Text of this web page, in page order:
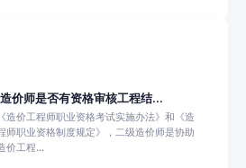
价师是否有资格审核工程结...
造价工程师职业资格考试实施办法》和《造
师职业资格制度规定》，二级造价师是协助
价工程...